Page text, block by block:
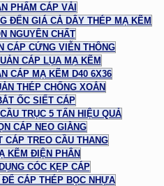
PHẨM CÁP VẢI
ĐẾN GIÁ CẢ DÂY THÉP MẠ KẼM
NGUYÊN CHẤT
CÁP CỨNG VIỄN THÔNG
CÁP LỤA MẠ KẼM
CÁP MẠ KẼM D40 6X36
THÉP CHỐNG XOẮN
ỐC SIẾT CÁP
TRỤC 5 TẤN HIỆU QUẢ
CÁP NEO GIẰNG
CÁP TREO CẦU THANG
KẼM ĐIỆN PHÂN
CÓC KẸP CÁP
CÁP THÉP BỌC NHỰA